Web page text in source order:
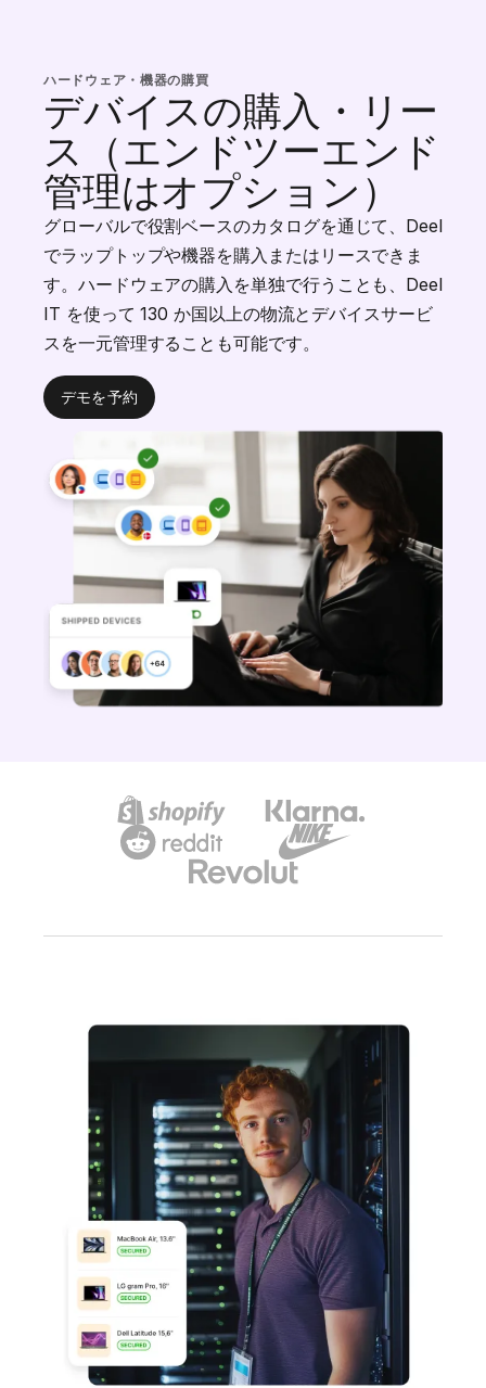
ハードウェア・機器の購買
デバイスの購入・リー
ス（エンドツーエンド
管理はオプション）
グローバルで役割ベースのカタログを通じて、Deel
でラップトップや機器を購入またはリースできま
す。ハードウェアの購入を単独で行うことも、Deel
IT を使って 130 か国以上の物流とデバイスサービ
スを一元管理することも可能です。
デモを予約